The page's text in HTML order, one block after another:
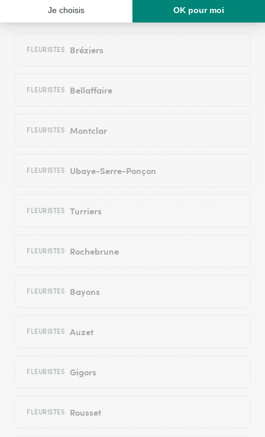
FLEURISTES Selonnet
FLEURISTES Bréziers
FLEURISTES Bellaffaire
FLEURISTES Montclar
FLEURISTES Ubaye-Serre-Ponçon
FLEURISTES Turriers
FLEURISTES Rochebrune
FLEURISTES Bayons
FLEURISTES Auzet
FLEURISTES Gigors
FLEURISTES Rousset